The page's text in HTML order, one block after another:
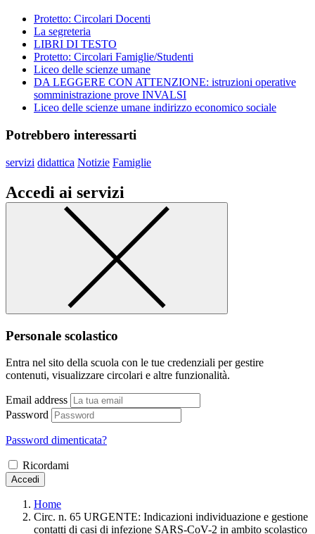
Protetto: Circolari Docenti
La segreteria
LIBRI DI TESTO
Protetto: Circolari Famiglie/Studenti
Liceo delle scienze umane
DA LEGGERE CON ATTENZIONE: istruzioni operative
somministrazione prove INVALSI
Liceo delle scienze umane indirizzo economico sociale
Potrebbero interessarti
servizi didattica Notizie Famiglie
Accedi ai servizi
Personale scolastico
Entra nel sito della scuola con le tue credenziali per gestire
contenuti, visualizzare circolari e altre funzionalità.
Email address
Password
Password dimenticata?
Ricordami
Accedi
Home
Circ. n. 65 URGENTE: Indicazioni individuazione e gestione
contatti di casi di infezione SARS-CoV-2 in ambito scolastico